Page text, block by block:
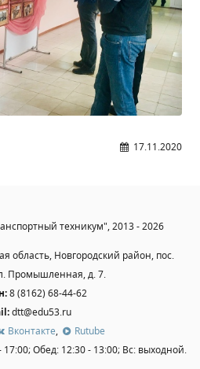
и требования
процесса.
деятельность
(перевода)
в образовательной
17.11.2020
техникум", 2013 - 2026
область, Новгородский район, пос.
Промышленная, д. 7.
8 (8162) 68-44-62
dtt@edu53.ru
Вконтакте,
Rutube
17:00; Обед: 12:30 - 13:00; Вс: выходной.